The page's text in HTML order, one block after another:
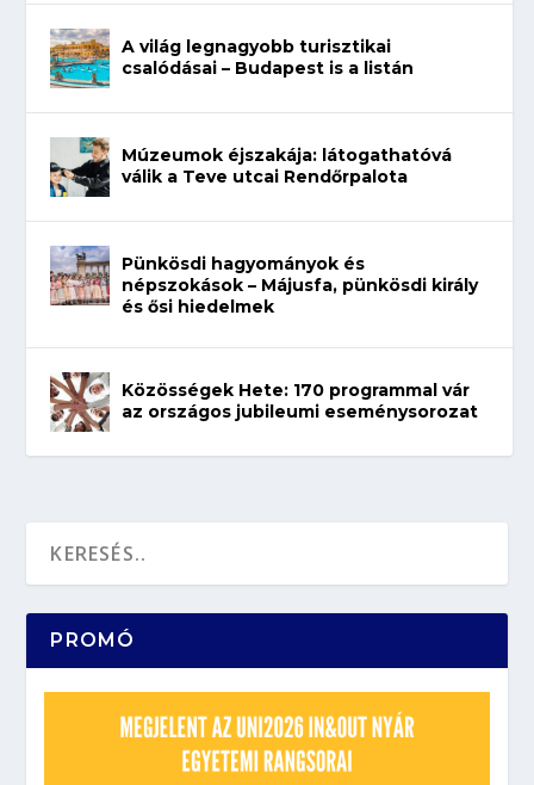
A világ legnagyobb turisztikai
csalódásai – Budapest is a listán
Múzeumok éjszakája: látogathatóvá
válik a Teve utcai Rendőrpalota
Pünkösdi hagyományok és
népszokások – Májusfa, pünkösdi király
és ősi hiedelmek
Közösségek Hete: 170 programmal vár
az országos jubileumi eseménysorozat
PROMÓ